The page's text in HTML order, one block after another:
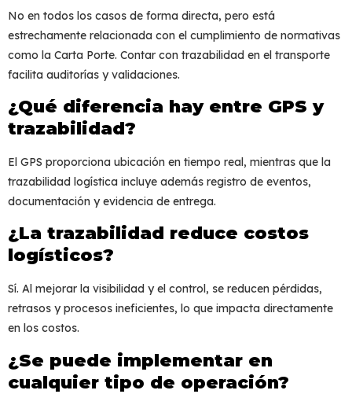
No en todos los casos de forma directa, pero está
estrechamente relacionada con el cumplimiento de normativas
como la Carta Porte. Contar con trazabilidad en el transporte
facilita auditorías y validaciones.
¿Qué diferencia hay entre GPS y
trazabilidad?
El GPS proporciona ubicación en tiempo real, mientras que la
trazabilidad logística incluye además registro de eventos,
documentación y evidencia de entrega.
¿La trazabilidad reduce costos
logísticos?
Sí. Al mejorar la visibilidad y el control, se reducen pérdidas,
retrasos y procesos ineficientes, lo que impacta directamente
en los costos.
¿Se puede implementar en
cualquier tipo de operación?